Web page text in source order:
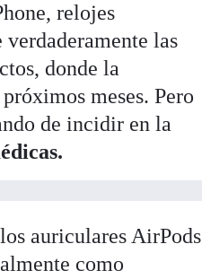
relojes
las
donde la
meses. Pero
de incidir en la
auriculares AirPods
como